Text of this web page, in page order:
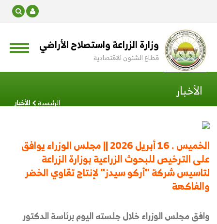
وزارة الزراعة واستصلاح الأراضي
قطاع الشئون الاقتصادية
الأخبار
الرئيسية الأخبار
الخميس . 16 أبريل 2026 || مجلس الوزراء يوافق
على الترخيص للبحوث الزراعية بوزارة الزراعة
لتاسيس شركة "أركو سيدز" لإنتاج تقاوي الخضر
والفاكهة
وافق مجلس الوزراء خلال جلسته اليوم برئاسة الدكتور